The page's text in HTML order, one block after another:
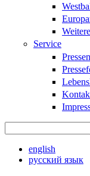
Service
english
русский язык